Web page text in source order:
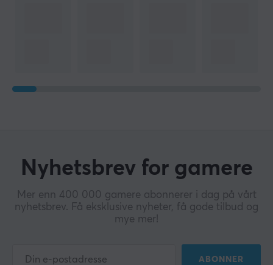
Nyhetsbrev for gamere
Mer enn 400 000 gamere abonnerer i dag på vårt
nyhetsbrev. Få eksklusive nyheter, få gode tilbud og
mye mer!
ABONNER